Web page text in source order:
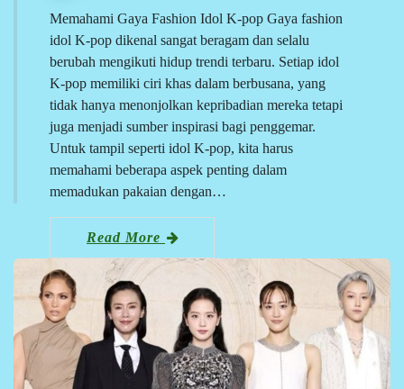
Memahami Gaya Fashion Idol K-pop Gaya fashion
idol K-pop dikenal sangat beragam dan selalu
berubah mengikuti hidup trendi terbaru. Setiap idol
K-pop memiliki ciri khas dalam berbusana, yang
tidak hanya menonjolkan kepribadian mereka tetapi
juga menjadi sumber inspirasi bagi penggemar.
Untuk tampil seperti idol K-pop, kita harus
memahami beberapa aspek penting dalam
memadukan pakaian dengan…
Read More